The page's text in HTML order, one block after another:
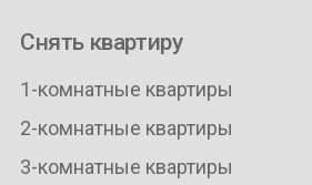
Снять квартиру
1-комнатные квартиры
2-комнатные квартиры
3-комнатные квартиры